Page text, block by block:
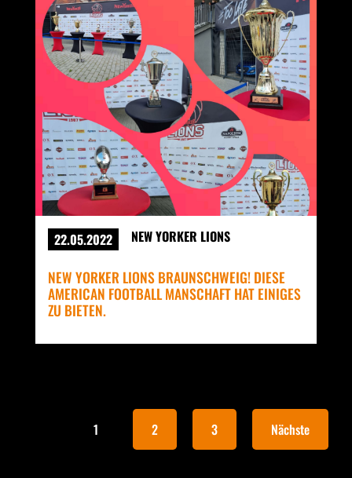
22.05.2022 NEW YORKER LIONS
NEW YORKER LIONS BRAUNSCHWEIG! DIESE
AMERICAN FOOTBALL MANSCHAFT HAT EINIGES
ZU BIETEN.
1 2 3 Nächste